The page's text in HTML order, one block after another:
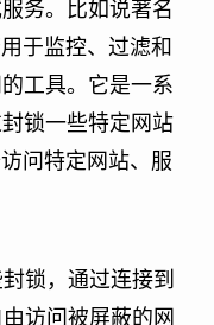
务。比如说著名
于监控、过滤和
工具。它是一系
锁一些特定网站
问特定网站、服
锁，通过连接到
访问被屏蔽的网